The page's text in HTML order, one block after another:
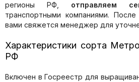
регионы РФ, отправляем
транспортными компаниями.
вами свяжется менеджер для
Характеристики сорта
РФ
Включен в Госреестр для